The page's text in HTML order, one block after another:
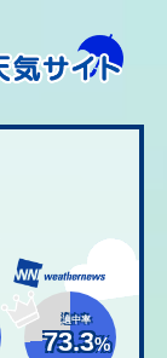
適中率
73.3%